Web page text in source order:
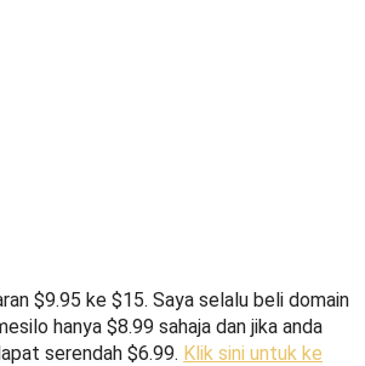
$9.95 ke $15. Saya selalu beli domain
hanya $8.99 sahaja dan jika anda
serendah $6.99. Klik sini untuk ke